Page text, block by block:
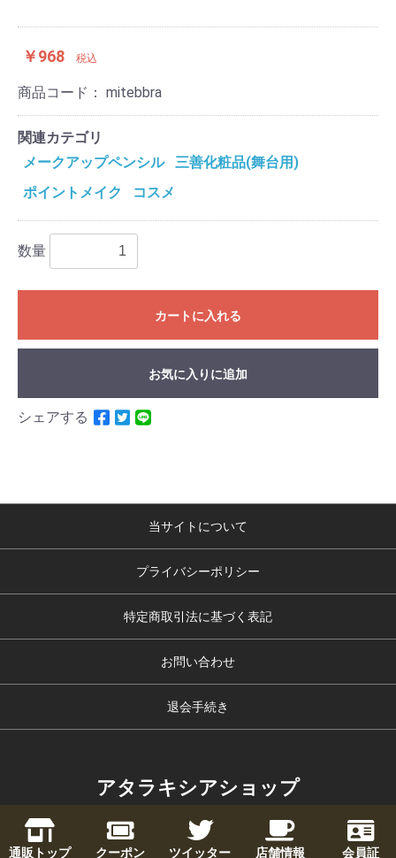
￥968 税込
商品コード： mitebbra
関連カテゴリ
メークアップペンシル
三善化粧品(舞台用)
ポイントメイク
コスメ
数量
カートに入れる
お気に入りに追加
シェアする
当サイトについて
プライバシーポリシー
特定商取引法に基づく表記
お問い合わせ
退会手続き
アタラキシアショップ
通販トップ クーポン ツイッター 店舗情報 会員証